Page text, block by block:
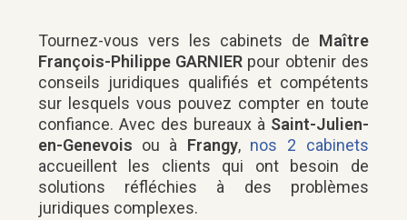
Tournez-vous vers les cabinets de Maître
François-Philippe GARNIERpour obtenir des
conseils juridiques qualifiés et compétents
sur lesquels vous pouvez compter en toute
confiance. Avec des bureaux à Saint-Julien-
en-Genevois ou à Frangy, nos 2 cabinets
accueillent les clients qui ont besoin de
solutions réfléchies à des problèmes
juridiques complexes.